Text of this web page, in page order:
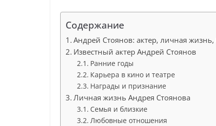
Содержание
Андрей Стоянов: актер, личная
Известный актер Андрей Стоянов
Ранние годы
Карьера в кино и театре
Награды и признание
Личная жизнь Андрея Стоянова
Семья и близкие
Любовные отношения